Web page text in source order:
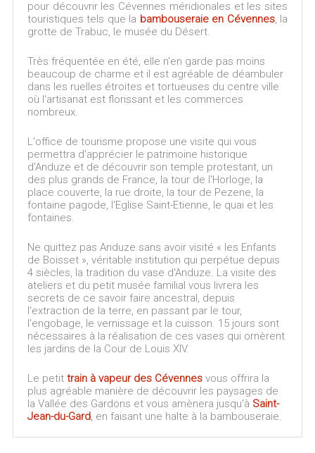
pour découvrir les Cévennes méridionales et les sites
touristiques tels que la bambouseraie en Cévennes, la
grotte de Trabuc, le musée du Désert.
Très fréquentée en été, elle n'en garde pas moins
beaucoup de charme et il est agréable de déambuler
dans les ruelles étroites et tortueuses du centre ville
où l'artisanat est florissant et les commerces
nombreux.
L'office de tourisme propose une visite qui vous
permettra d'apprécier le patrimoine historique
d'Anduze et de découvrir son temple protestant, un
des plus grands de France, la tour de l'Horloge, la
place couverte, la rue droite, la tour de Pezene, la
fontaine pagode, l'Eglise Saint-Etienne, le quai et les
fontaines.
Ne quittez pas Anduze sans avoir visité « les Enfants
de Boisset », véritable institution qui perpétue depuis
4 siècles, la tradition du vase d'Anduze. La visite des
ateliers et du petit musée familial vous livrera les
secrets de ce savoir faire ancestral, depuis
l'extraction de la terre, en passant par le tour,
l'engobage, le vernissage et la cuisson. 15 jours sont
nécessaires à la réalisation de ces vases qui ornèrent
les jardins de la Cour de Louis XIV.
Le petit train à vapeur des Cévennesvous offrira la
plus agréable manière de découvrir les paysages de
la Vallée des Gardons et vous amènera jusqu'à Saint-
Jean-du-Gard, en faisant une halte à la bambouseraie.